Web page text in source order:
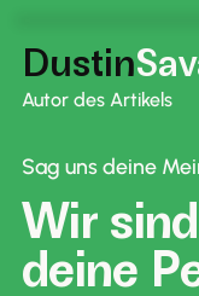
Dustin
Autor des Artikels
Sag uns deine
Wir
deine